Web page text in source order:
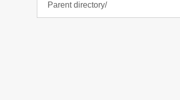
Parent directory/